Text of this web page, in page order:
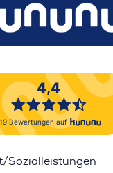
Sozialleistungen